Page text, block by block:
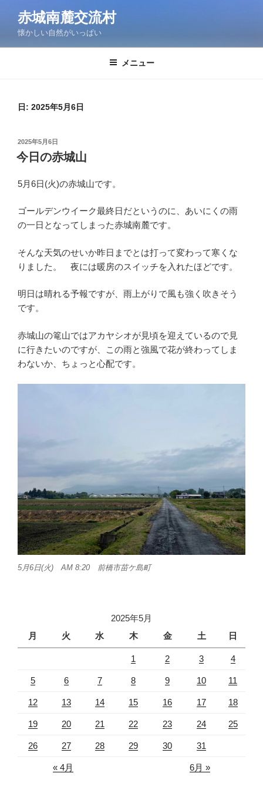
ン
赤城南麓交流村
懐かしい自然がいっぱい
メニュー
日: 2025年5月6日
投
稿
日:
2025年5月6日
今日の赤城山
5月6日(火)の赤城山です。
ゴールデンウイーク最終日だというのに、あいにくの雨
の一日となってしまった赤城南麓です。
そんな天気のせいか昨日までとは打って変わって寒くな
りました。 夜には暖房のスイッチを入れたほどです。
明日は晴れる予報ですが、雨上がりで風も強く吹きそう
です。
赤城山の篭山ではアカヤシオが見頃を迎えているので見
に行きたいのですが、この雨と強風で花が終わってしま
わないか、ちょっと心配です。
5月6日(火) AM 8:20 前橋市苗ケ島町
2025年5月
月
火 水 木 金 土 日
1 2 3 4
5 6 7 8 9 10 11
12 13 14 15 16 17 18
19 20 21 22 23 24 25
26 27 28 29 30 31
« 4月 6月 »